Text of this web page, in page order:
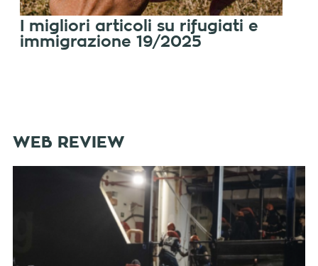
I migliori articoli su rifugiati e
immigrazione 19/2025
WEB REVIEW